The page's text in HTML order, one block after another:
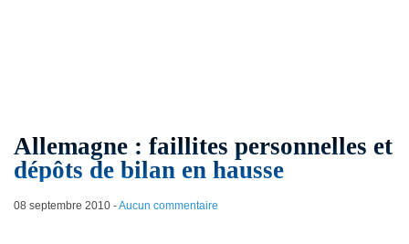
Allemagne : faillites personnelles et
dépôts de bilan en hausse
08 septembre 2010-Aucun commentaire